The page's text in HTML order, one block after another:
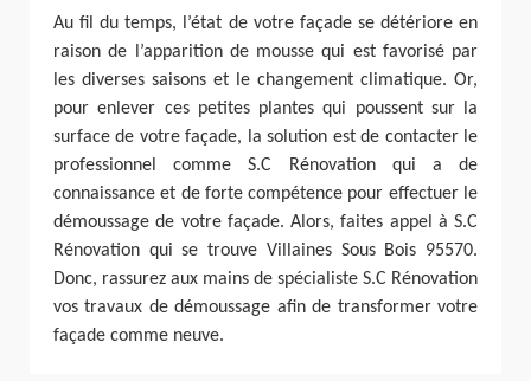
Au fil du temps, l’état de votre façade se détériore en
raison de l’apparition de mousse qui est favorisé par
les diverses saisons et le changement climatique. Or,
pour enlever ces petites plantes qui poussent sur la
surface de votre façade, la solution est de contacter le
professionnel comme S.C Rénovation qui a de
connaissance et de forte compétence pour effectuer le
démoussage de votre façade. Alors, faites appel à S.C
Rénovation qui se trouve Villaines Sous Bois 95570.
Donc, rassurez aux mains de spécialiste S.C Rénovation
vos travaux de démoussage afin de transformer votre
façade comme neuve.